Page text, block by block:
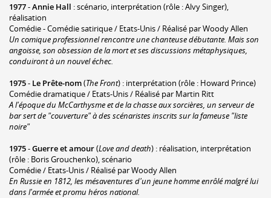
1977-Annie Hall : scénario, interprétation (rôle : Alvy Singer),
réalisation
Comédie - Comédie satirique / Etats-Unis / Réalisé par Woody Allen
Un comique professionnel rencontre une chanteuse débutante. Mais son
angoisse, son obsession de la mort et ses discussions métaphysiques,
conduiront à un nouvel échec.
1975- Le Prête-nom(The Front) : interprétation (rôle : Howard Prince)
Comédie dramatique / Etats-Unis / Réalisé par Martin Ritt
A l'époque du McCarthysme et de la chasse aux sorcières, un serveur de
bar sert de "couverture" à des scénaristes inscrits sur la fameuse "liste
noire"
1975-Guerre et amour(Love and death) : réalisation, interprétation
(rôle : Boris Grouchenko), scénario
Comédie / Etats-Unis / Réalisé par Woody Allen
En Russie en 1812, les mésaventures d'un jeune homme enrôlé malgré lui
dans l'armée et promu héros national.